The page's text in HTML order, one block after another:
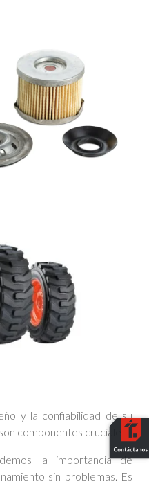
y la confiabilidad de su
componentes cruciales.
la importancia de
sin problemas. Es